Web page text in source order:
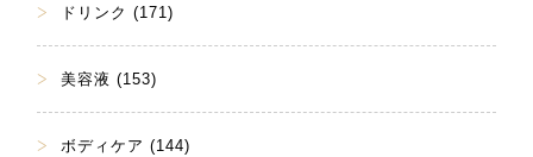
ドリンク (171)
美容液 (153)
ボディケア (144)